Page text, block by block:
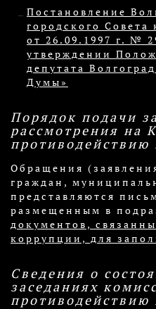
Постановление
городского Совета
от 26.09.1997 г. №
утверждении
депутата
Думы»
Порядок подачи
рассмотрения на
противодействию
Обращения
граждан,
представляются
размещенным в
документов,
коррупции, для
Сведения о
заседаниях
противодействию